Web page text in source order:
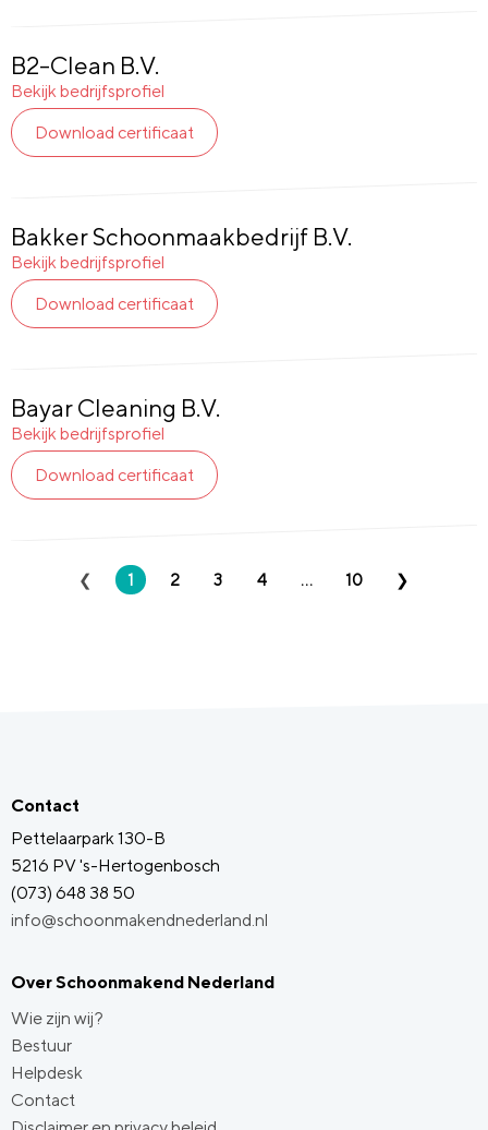
B2-Clean B.V.
Bekijk bedrijfsprofiel
Download certificaat
Bakker Schoonmaakbedrijf B.V.
Bekijk bedrijfsprofiel
Download certificaat
Bayar Cleaning B.V.
Bekijk bedrijfsprofiel
Download certificaat
1 2 3 4 ... 10
Contact
Pettelaarpark 130-B
5216 PV 's-Hertogenbosch
(073) 648 38 50
info@schoonmakendnederland.nl
Over Schoonmakend Nederland
Wie zijn wij?
Bestuur
Helpdesk
Contact